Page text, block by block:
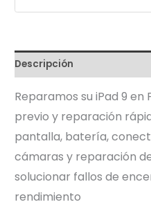
A2605
Descripción
Reparamos su iPad 9
previo y reparación
pantalla, batería,
cámaras y reparación
solucionar fallos de
rendimiento